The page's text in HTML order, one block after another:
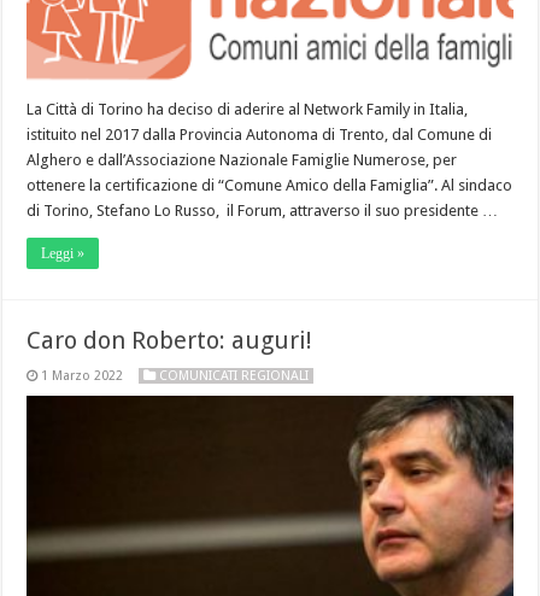
La Città di Torino ha deciso di aderire al Network Family in Italia,
istituito nel 2017 dalla Provincia Autonoma di Trento, dal Comune di
Alghero e dall’Associazione Nazionale Famiglie Numerose, per
ottenere la certificazione di “Comune Amico della Famiglia”. Al sindaco
di Torino, Stefano Lo Russo, il Forum, attraverso il suo presidente …
Leggi »
Caro don Roberto: auguri!
1 Marzo 2022 COMUNICATI REGIONALI